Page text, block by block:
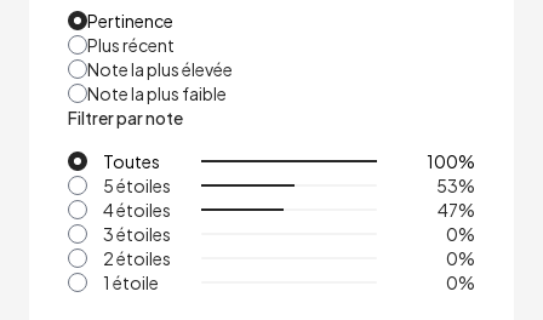
Pertinence
Plus récent
Note la plus élevée
Note la plus faible
Filtrer par note
Toutes
100%
5 étoiles
53%
4 étoiles
47%
3 étoiles
0%
2 étoiles
0%
1 étoile
0%